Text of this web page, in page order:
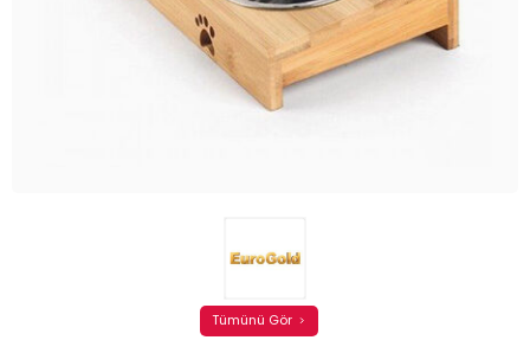
Tümünü Gör